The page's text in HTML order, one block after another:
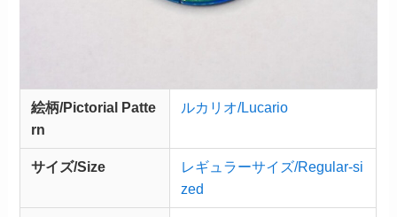
絵柄/Pictorial Patte
rn
ルカリオ/Lucario
サイズ/Size
レギュラーサイズ/Regular-si
zed